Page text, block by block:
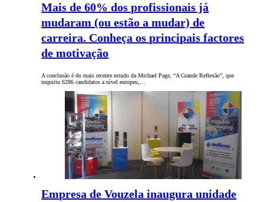
Mais de 60% dos profissionais já
mudaram (ou estão a mudar) de
carreira. Conheça os principais factores
de motivação
A conclusão é do mais recente estudo da Michael Page, “A Grande Reflexão”, que
inquiriu 6286 candidatos a nível europeu,…
Empresa de Vouzela inaugura unidade